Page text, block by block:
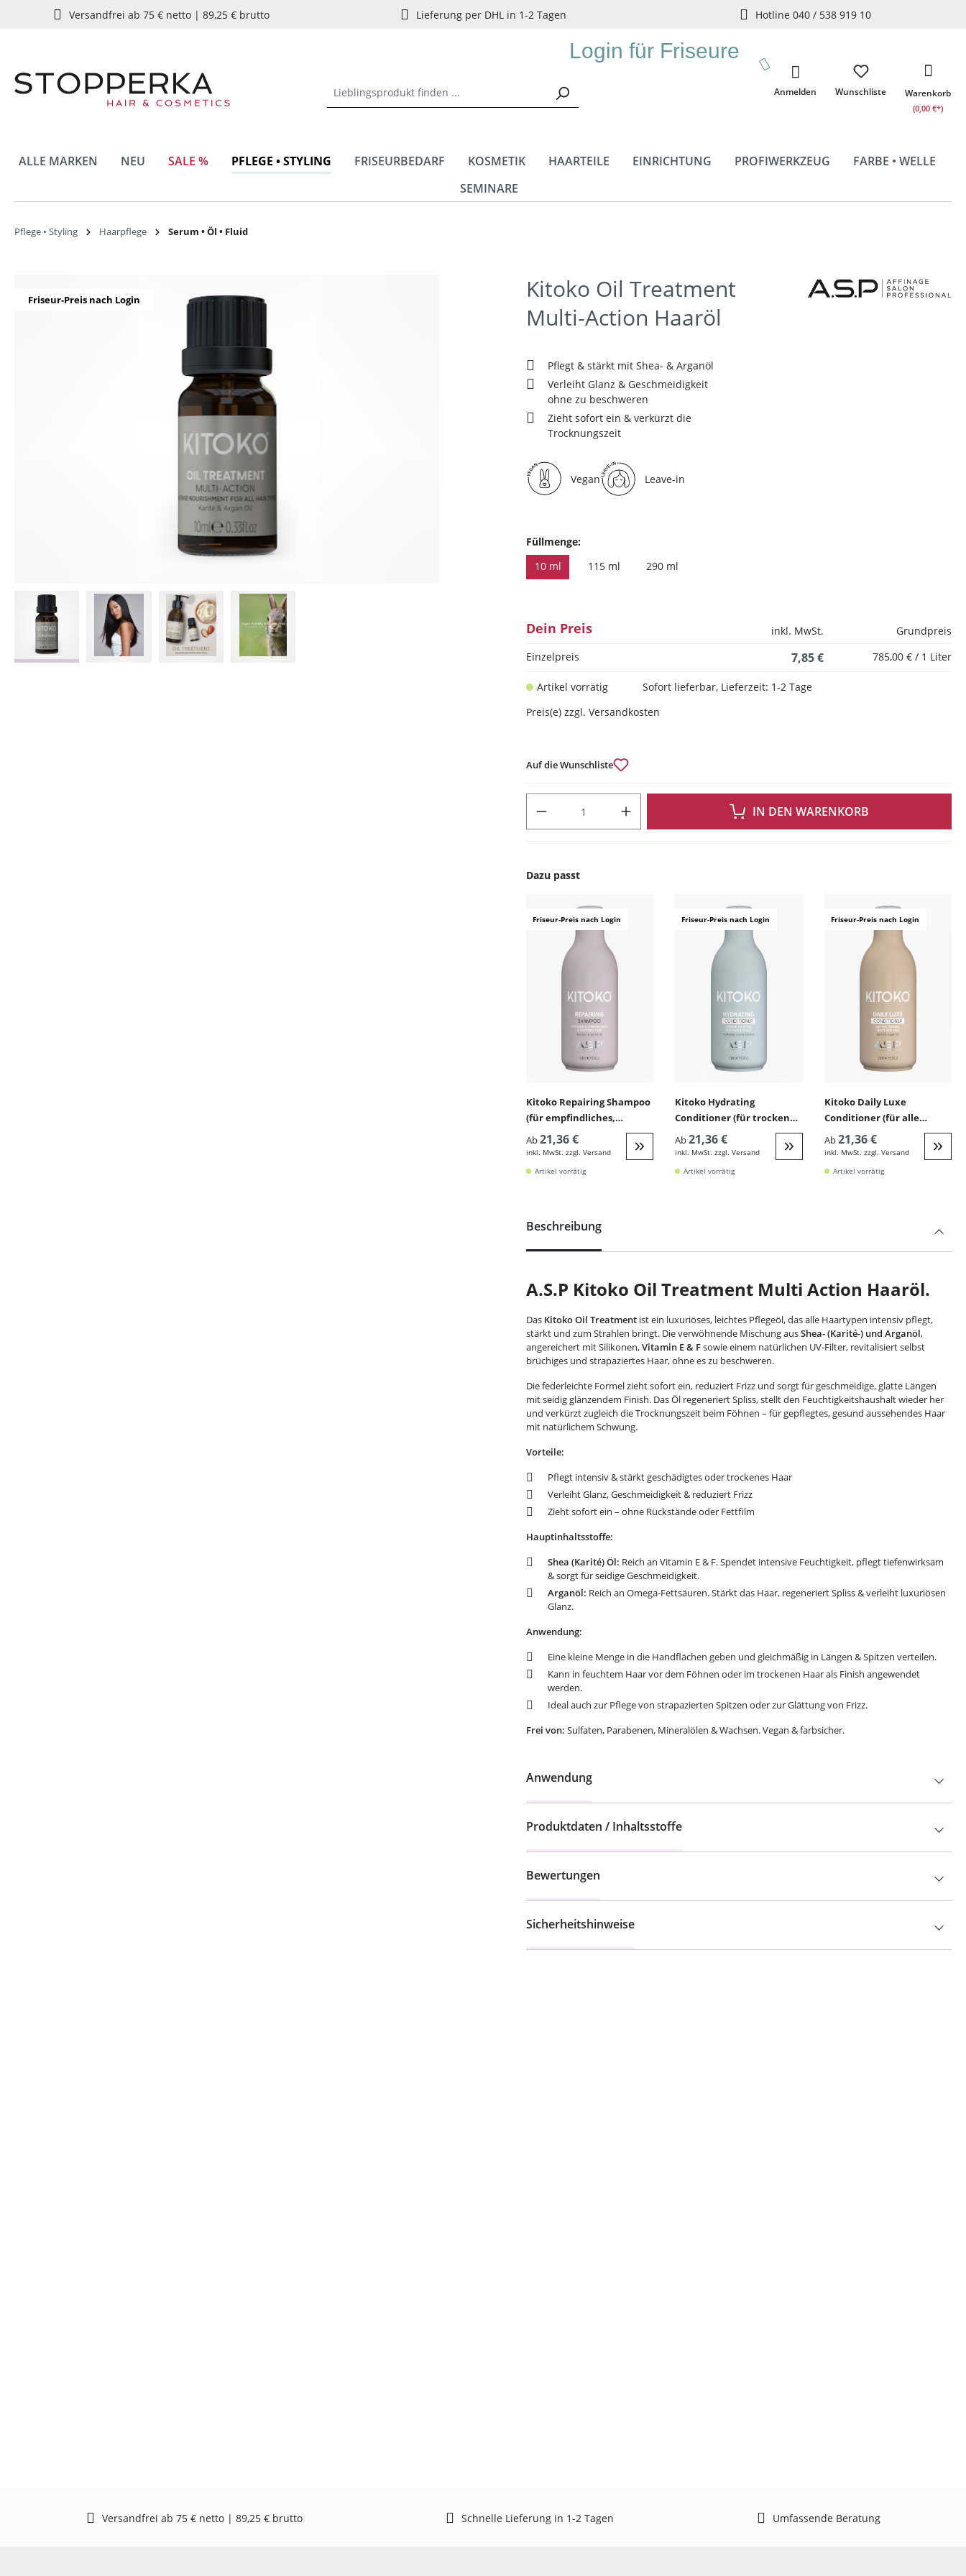
Zur Hauptnavigation springen
Versandfrei ab 75 € netto | 89,25 € brutto Lieferung per DHL in 1-2 Tagen Hotline 040 / 538 919 10
Login für Friseure
Wunschliste
Anmelden Warenkorb
(0,00 €*)
ALLE MARKEN NEU SALE % PFLEGE • STYLING FRISEURBEDARF KOSMETIK HAARTEILE EINRICHTUNG PROFIWERKZEUG
FARBE • WELLE
SEMINARE
Pflege • Styling Haarpflege Serum • Öl • Fluid
Friseur-Preis nach Login
Kitoko Oil Treatment
Multi-Action Haaröl
Pflegt & stärkt mit Shea- & Arganöl
Verleiht Glanz & Geschmeidigkeit
ohne zu beschweren
Zieht sofort ein & verkürzt die
Trocknungszeit
Vegan Leave-in
Füllmenge:
10 ml
115 ml 290 ml
Dein Preis inkl. MwSt.
Grundpreis
Einzelpreis
7,85 € 785,00 € / 1 Liter
Artikel vorrätig
Sofort lieferbar, Lieferzeit: 1-2 Tage
Preis(e) zzgl. Versandkosten
Auf die Wunschliste
IN DEN WARENKORB
Dazu passt
Friseur-Preis nach Login
Kitoko Repairing Shampoo
(für empfindliches,
geschädigtes, chemisch
behandeltes Haar)
Ab21,36 €
inkl. MwSt. zzgl. Versand Weiter zur Detail
Artikel vorrätig
Friseur-Preis nach Login
Kitoko Hydrating
Conditioner (für trockenes
Haar)
Ab21,36 €
inkl. MwSt. zzgl. Versand Weiter zur Detail
Artikel vorrätig
Friseur-Preis nach Login
Kitoko Daily Luxe
Conditioner (für alle
Haartypen)
Ab21,36 €
inkl. MwSt. zzgl. Versand
Artikel vorrätig
Beschreibung
A.S.P Kitoko Oil Treatment Multi Action Haaröl.
Das Kitoko Oil Treatment ist ein luxuriöses, leichtes Pflegeöl, das alle Haartypen intensiv pflegt,
stärkt und zum Strahlen bringt. Die verwöhnende Mischung ausShea- (Karité-) und Arganöl,
angereichert mit Silikonen,Vitamin E & Fsowie einem natürlichen UV-Filter, revitalisiert selbst
brüchiges und strapaziertes Haar, ohne es zu beschweren.
Die federleichte Formel zieht sofort ein, reduziert Frizz und sorgt für geschmeidige, glatte Längen
mit seidig glänzendem Finish. Das Öl regeneriert Spliss, stellt den Feuchtigkeitshaushalt wieder her
und verkürzt zugleich die Trocknungszeit beim Föhnen – für gepflegtes, gesund aussehendes Haar
mit natürlichem Schwung.
Vorteile:
Pflegt intensiv & stärkt geschädigtes oder trockenes Haar
Verleiht Glanz, Geschmeidigkeit & reduziert Frizz
Zieht sofort ein – ohne Rückstände oder Fettfilm
Hauptinhaltsstoffe:
Shea (Karité) Öl: Reich an Vitamin E & F. Spendet intensive Feuchtigkeit, pflegt tiefenwirksam
& sorgt für seidige Geschmeidigkeit.
Arganöl: Reich an Omega-Fettsäuren. Stärkt das Haar, regeneriert Spliss & verleiht luxuriösen
Glanz.
Anwendung:
Eine kleine Menge in die Handflächen geben und gleichmäßig in Längen & Spitzen verteilen.
Kann in feuchtem Haar vor dem Föhnen oder im trockenen Haar als Finish angewendet
werden.
Ideal auch zur Pflege von strapazierten Spitzen oder zur Glättung von Frizz.
Frei von: Sulfaten, Parabenen, Mineralölen & Wachsen. Vegan & farbsicher.
Anwendung
Produktdaten / Inhaltsstoffe
Bewertungen
Sicherheitshinweise
Versandfrei ab 75 € netto | 89,25 € brutto Schnelle Lieferung in 1-2 Tagen Umfassende Beratung